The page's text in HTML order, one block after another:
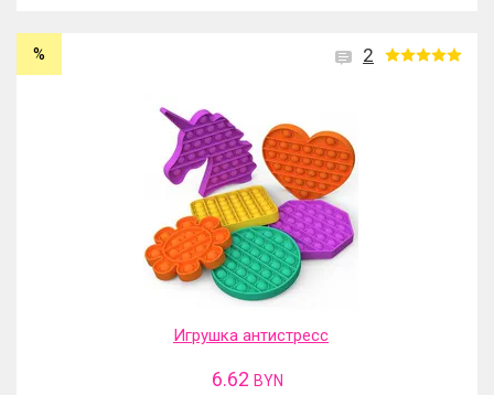
2
%
Игрушка антистресс
6.62 BYN